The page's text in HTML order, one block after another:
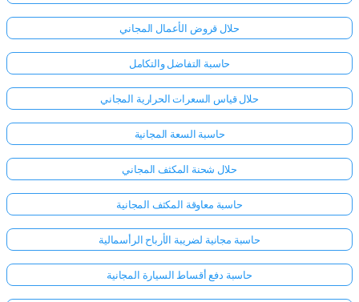
حلال قروض الأعمال المجاني
حاسبة التفاضل والتكامل
حلال قياس السعرات الحرارية المجاني
حاسبة السعة المجانية
حلال شحنة المكثف المجاني
حاسبة معاوقة المكثف المجانية
حاسبة مجانية لضريبة الأرباح الرأسمالية
حاسبة دفع أقساط السيارة المجانية